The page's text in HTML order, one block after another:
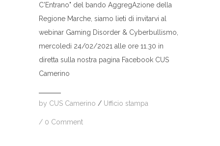
C'Entrano" del bando AggregAzione della
Regione Marche, siamo lieti di invitarvi al
webinar Gaming Disorder & Cyberbullismo,
mercoledi 24/02/2021 alle ore 11.30 in
diretta sulla nostra pagina Facebook CUS
Camerino
by CUS Camerino / Ufficio stampa
/ 0 Comment